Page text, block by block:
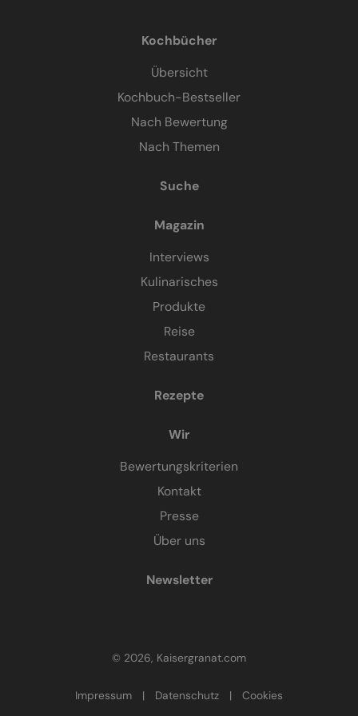
Kochbücher
Übersicht
Kochbuch-Bestseller
Nach Bewertung
Nach Themen
Suche
Magazin
Interviews
Kulinarisches
Produkte
Reise
Restaurants
Rezepte
Wir
Bewertungskriterien
Kontakt
Presse
Über uns
Newsletter
© 2026, Kaisergranat.com
Impressum | Datenschutz | Cookies